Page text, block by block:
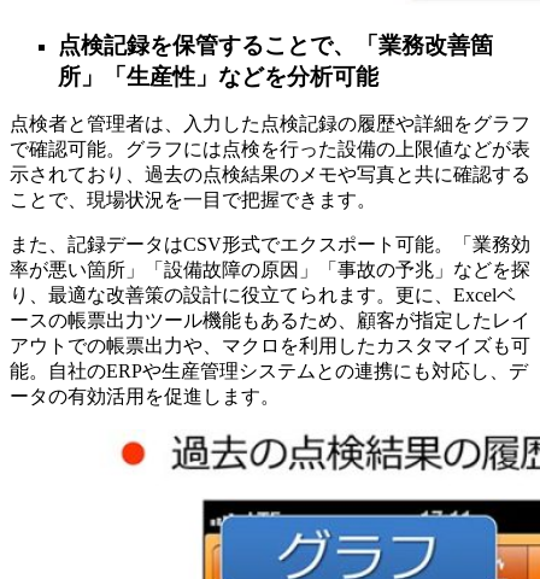
点検記録を保管することで、「業務改善箇
所」「生産性」などを分析可能
点検者と管理者は、入力した点検記録の履歴や詳細をグラフ
で確認可能。グラフには点検を行った設備の上限値などが表
示されており、過去の点検結果のメモや写真と共に確認する
ことで、現場状況を一目で把握できます。
また、記録データはCSV形式でエクスポート可能。「業務効
率が悪い箇所」「設備故障の原因」「事故の予兆」などを探
り、最適な改善策の設計に役立てられます。更に、Excelベ
ースの帳票出力ツール機能もあるため、顧客が指定したレイ
アウトでの帳票出力や、マクロを利用したカスタマイズも可
能。自社のERPや生産管理システムとの連携にも対応し、デ
ータの有効活用を促進します。